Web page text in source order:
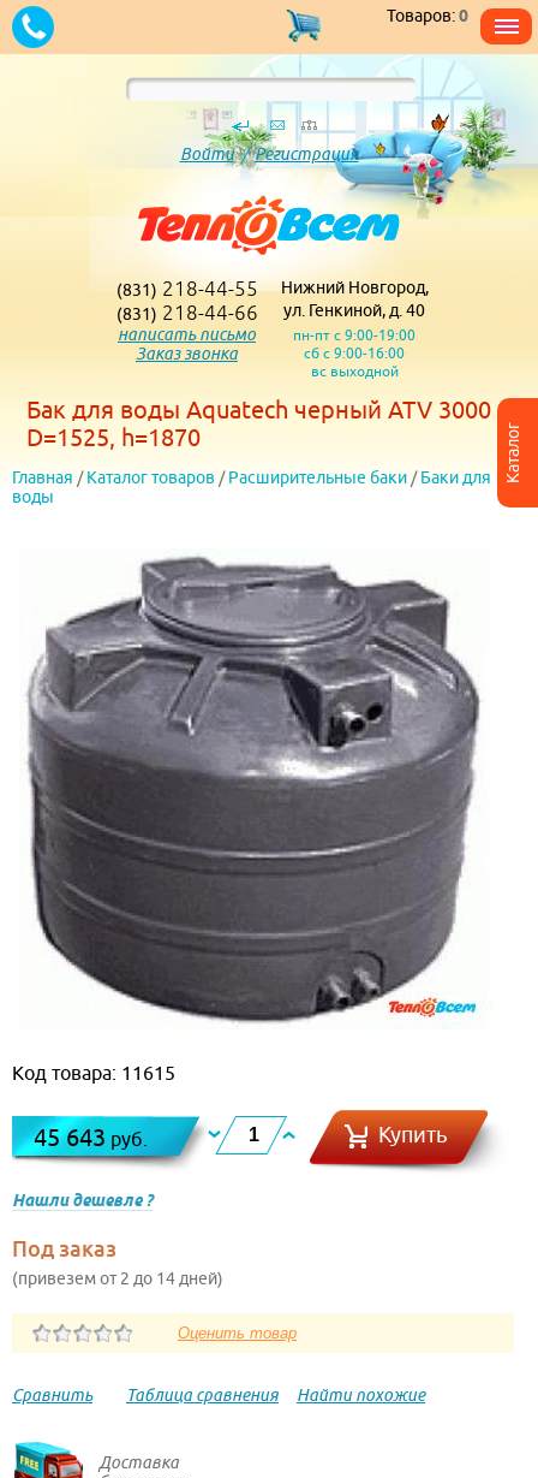
Каталог
Товаров:0
Войти/Регистрация
(831) 218-44-55
(831) 218-44-66
написать письмо
Заказ звонка
Нижний Новгород,
ул. Генкиной, д. 40
пн-пт с 9:00-19:00
сб с 9:00-16:00
вс выходной
Бак для воды Aquatech черный ATV 3000
D=1525, h=1870
Главная / Каталог товаров / Расширительные баки / Баки для
воды
Код товара: 11615
45 643 руб. Купить
Нашли дешевле ?
Под заказ
(привезем от 2 до 14 дней)
Сравнить Таблица сравнения Найти похожие
Доставка